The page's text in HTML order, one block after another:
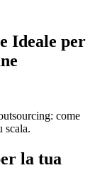
Ideale per
come
scala.
la tua